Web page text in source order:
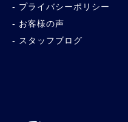
プライバシーポリシー
お客様の声
スタッフブログ